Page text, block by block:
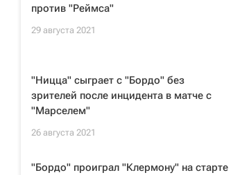
против "Реймса"
29 августа 2021
"Ницца" сыграет с "Бордо" без
зрителей после инцидента в матче с
"Марселем"
26 августа 2021
"Бордо" проиграл "Клермону" на старте